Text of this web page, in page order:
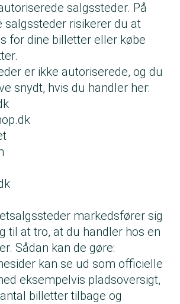
salgssteder. På
salgssteder risikerer du at
for dine billetter eller købe
er ikke autoriserede, og du
snydt, hvis du handler her:
markedsfører sig
til at tro, at du handler hos en
Sådan kan de gøre:
kan se ud som officielle
eksempelvis pladsoversigt,
billetter tilbage og